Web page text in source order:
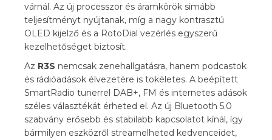
várnál. Az új processzor és áramkörök simább
teljesítményt nyújtanak, míg a nagy kontrasztú
OLED kijelző és a RotoDial vezérlés egyszerű
kezelhetőséget biztosít.
Az R3S nemcsak zenehallgatásra, hanem podcastok
és rádióadások élvezetére is tökéletes. A beépített
SmartRadio tunerrel DAB+, FM és internetes adások
széles választékát érheted el. Az új Bluetooth 5.0
szabvány erősebb és stabilabb kapcsolatot kínál, így
bármilyen eszközről streamelheted kedvenceidet,